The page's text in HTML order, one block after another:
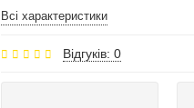
Всі характеристики
Відгуків: 0